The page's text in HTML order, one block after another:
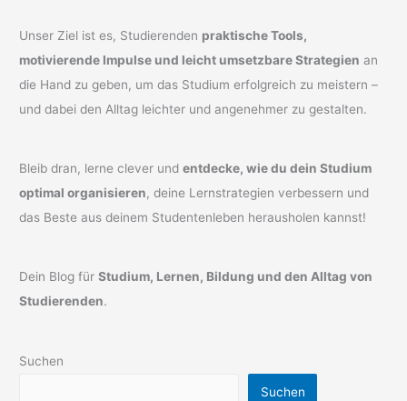
Unser Ziel ist es, Studierenden praktische Tools,
motivierende Impulse und leicht umsetzbare Strategien an
die Hand zu geben, um das Studium erfolgreich zu meistern –
und dabei den Alltag leichter und angenehmer zu gestalten.
Bleib dran, lerne clever undentdecke, wie du dein Studium
optimal organisieren, deine Lernstrategien verbessern und
das Beste aus deinem Studentenleben herausholen kannst!
Dein Blog fürStudium, Lernen, Bildung und den Alltag von
Studierenden.
Suchen
Suchen